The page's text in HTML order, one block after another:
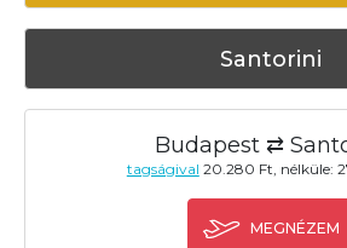
Santorini
Budapest ⇄
tagságival 20.280 Ft, nélküle:
MEGNÉZEM